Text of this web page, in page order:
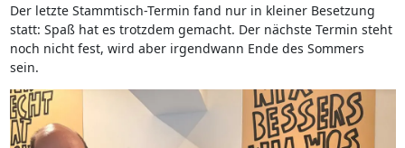
Der letzte Stammtisch-Termin fand nur in kleiner Besetzung
statt: Spaß hat es trotzdem gemacht. Der nächste Termin steht
noch nicht fest, wird aber irgendwann Ende des Sommers
sein.